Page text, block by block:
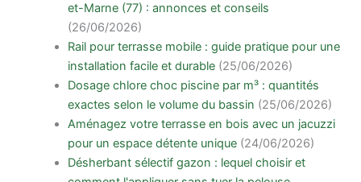
et-Marne (77) : annonces et conseils
(26/06/2026)
Rail pour terrasse mobile : guide pratique pour une
installation facile et durable (25/06/2026)
Dosage chlore choc piscine par m³ : quantités
exactes selon le volume du bassin (25/06/2026)
Aménagez votre terrasse en bois avec un jacuzzi
pour un espace détente unique (24/06/2026)
Désherbant sélectif gazon : lequel choisir et